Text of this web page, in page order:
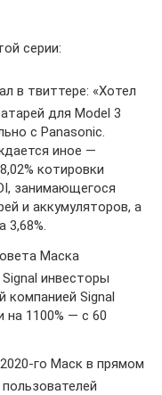
серии:
в твиттере: «Хотел
для Model 3
с Panasonic.
иное —
котировки
занимающегося
и аккумуляторов, а
3,68%.
Маска
инвесторы
компанией Signal
на 1100% — с 60
го Маск в прямом